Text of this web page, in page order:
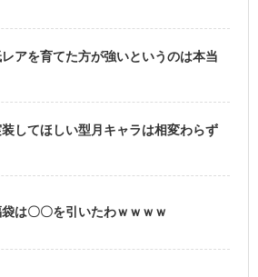
レアを育てた方が強いというのは本当
装してほしい型月キャラは相変わらず
袋は〇〇を引いたわｗｗｗｗ